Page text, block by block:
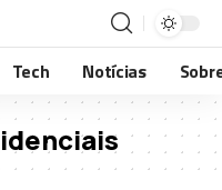
Tech Notícias